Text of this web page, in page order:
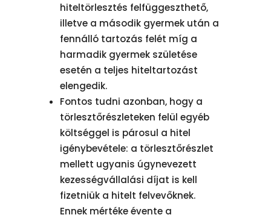
hiteltörlesztés felfüggeszthető,
illetve a második gyermek után a
fennálló tartozás felét míg a
harmadik gyermek születése
esetén a teljes hiteltartozást
elengedik.
Fontos tudni azonban, hogy a
törlesztőrészleteken felül egyéb
költséggel is párosul a hitel
igénybevétele: a törlesztőrészlet
mellett ugyanis úgynevezett
kezességvállalási díjat is kell
fizetniük a hitelt felvevőknek.
Ennek mértéke évente a